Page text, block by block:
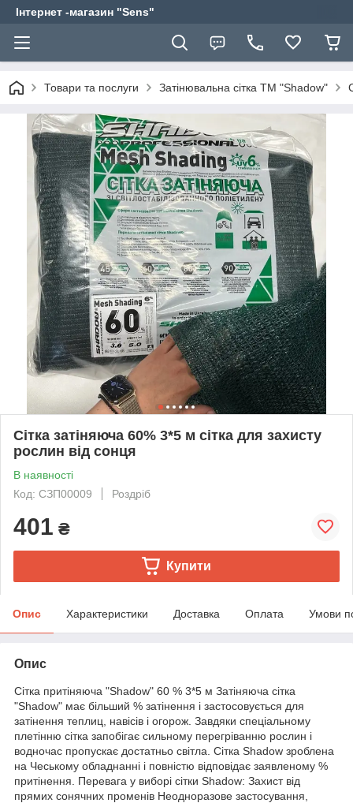
Інтернет -магазин "Sens"
Товари та послуги Затінювальна сітка ТМ "Shadow"
Сітка затіняюча 60% 3*5 м сітка для захисту
рослин від сонця
В наявності
Код: СЗП00009
Роздріб
401 ₴
Купити
Опис Характеристики Доставка Оплата Умови
Опис
Сітка притіняюча "Shadow" 60 % 3*5 м Затіняюча сітка
"Shadow" має більший % затінення і застосовується для
затінення теплиц, навісів і огорож. Завдяки спеціальному
плетінню сітка запобігає сильному перегріванню рослин і
водночас пропускає достатньо світла. Сітка Shadow зроблена
на Чеському обладнанні і повністю відповідає заявленому %
притінення. Перевага у виборі сітки Shadow: Захист від
прямих сонячних променів Неодноразове застосування,